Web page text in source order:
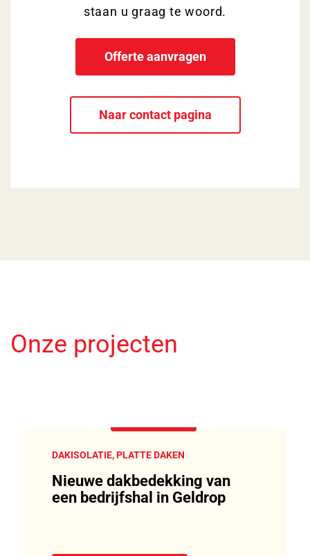
staan u graag te woord.
Offerte aanvragen
Naar contact pagina
Onze projecten
DAKISOLATIE, PLATTE DAKEN
Nieuwe dakbedekking van
een bedrijfshal in Geldrop